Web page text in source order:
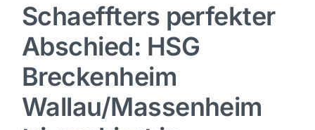
Politik
Wirtschaft
Sport
Schaeffters perfekter
Abschied: HSG
Breckenheim
Wallau/Massenheim